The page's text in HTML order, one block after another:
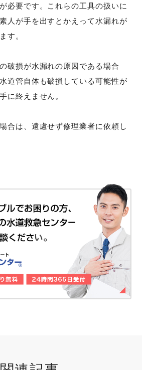
必要です。これらの工具の扱いに
人が手を出すとかえって水漏れが
す。
破損が水漏れの原因である場合
道管自体も破損している可能性が
に終えません。
合は、遠慮せず修理業者に依頼し